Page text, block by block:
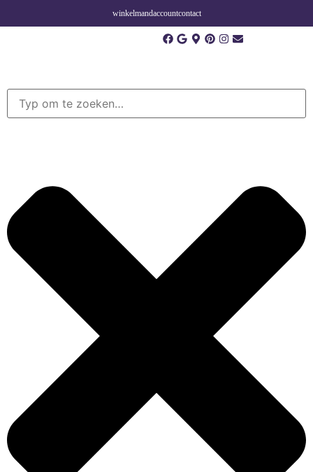
winkelmandaccountcontact